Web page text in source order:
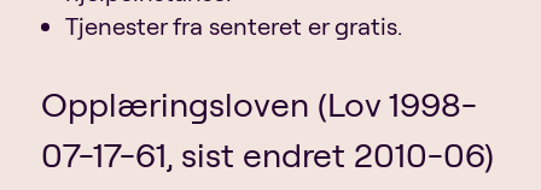
Tjenester fra senteret er gratis.
Opplæringsloven (Lov 1998-
07-17-61, sist endret 2010-06)